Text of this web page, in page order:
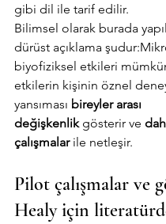
gibi dil ile tarif edilir.
Bilimsel olarak burada
dürüst açıklama
biyofiziksel etkileri
etkilerin kişinin öznel
yansıması bireyler arası
değişkenlik gösterir ve
çalışmalar ile netleşir.
Pilot çalışmalar ve
Healy için